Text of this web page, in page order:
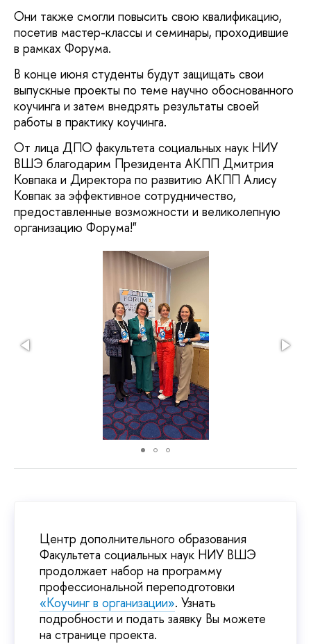
Они также смогли повысить свою квалификацию,
посетив мастер-классы и семинары, проходившие
в рамках Форума.
В конце июня студенты будут защищать свои
выпускные проекты по теме научно обоснованного
коучинга и затем внедрять результаты своей
работы в практику коучинга.
От лица ДПО факультета социальных наук НИУ
ВШЭ благодарим Президента АКПП Дмитрия
Ковпака и Директора по развитию АКПП Алису
Ковпак за эффективное сотрудничество,
предоставленные возможности и великолепную
организацию Форума!"
Центр дополнительного образования
Факультета социальных наук НИУ ВШЭ
продолжает набор на программу
профессиональной переподготовки
«Коучинг в организации». Узнать
подробности и подать заявку Вы можете
на странице проекта.